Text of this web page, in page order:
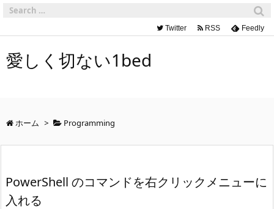
Twitter RSS Feedly
愛しく切ない1bed
ホーム > Programming
PowerShell のコマンドを右クリックメニューに
入れる